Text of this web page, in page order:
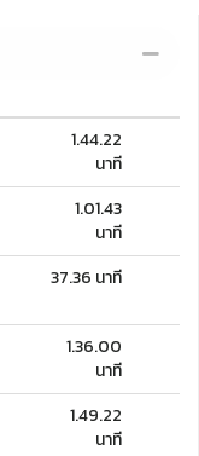
1.44.22
นาที
1.01.43
นาที
37.36 นาที
1.36.00
นาที
1.49.22
นาที